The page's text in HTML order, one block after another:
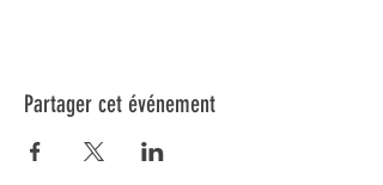
Partager cet événement